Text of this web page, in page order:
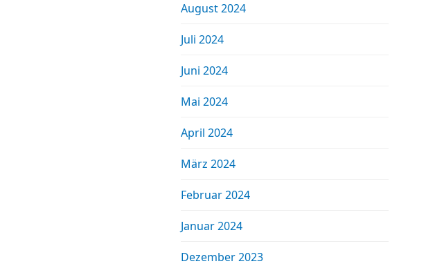
August 2024
Juli 2024
Juni 2024
Mai 2024
April 2024
März 2024
Februar 2024
Januar 2024
Dezember 2023